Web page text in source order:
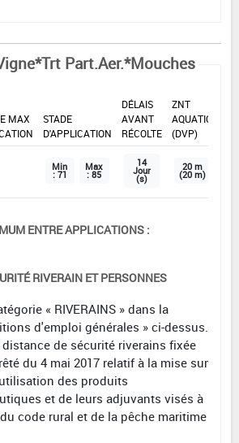
Part.Aer.*Mouches
MAX
STADE
D'APPLICATION
DÉLAIS
AVANT
RÉCOLTE
ZNT
AQUATIQUE
(DVP)
Min
: 71
Max
: 85
14
Jour
(s)
20 m
(20 m)
ENTRE APPLICATIONS :
RIVERAIN ET PERSONNES
« RIVERAINS » dans la
d'emploi générales » ci-dessus.
de sécurité riverains fixée
du 4 mai 2017 relatif à la mise sur
des produits
et de leurs adjuvants visés à
code rural et de la pêche maritime